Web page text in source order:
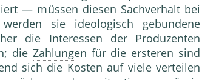
— müssen diesen Sachverhalt bei
sie ideologisch gebundene
die Interessen der Produzenten
die Zahlungen für die ersteren sind
sich die Kosten auf viele verteilen